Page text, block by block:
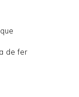
de fer